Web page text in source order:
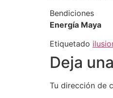
Bendiciones
Energía Maya
Etiquetado
Deja
Tu dirección de